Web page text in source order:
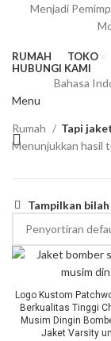
Menjadi
RUMAH TOKO
HUBUNGI KAMI
Bahasa
Menu
Rumah
Tapi
Menunjukkan hasil
Tampilkan
Logo Kustom
Berkualitas Tinggi
Musim Dingin
Jaket Varsity